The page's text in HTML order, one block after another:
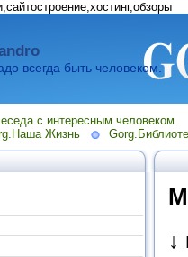
всегда быть человеком.
с интересным человеком.
Жизнь